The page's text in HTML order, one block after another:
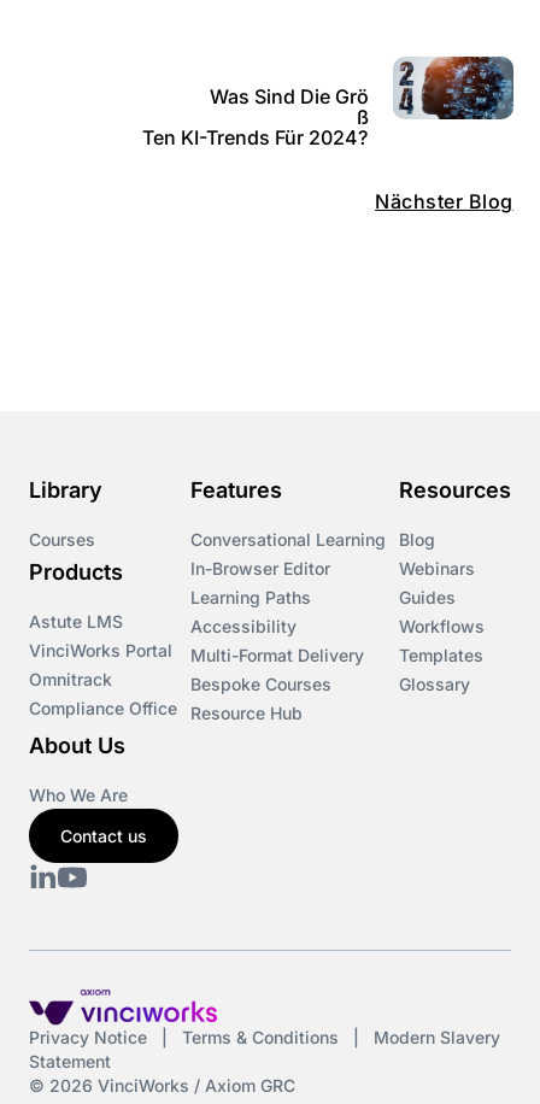
Nächster Blog
Was Sind Die Grö
ß
Ten KI-Trends Für 2024?
Library
Courses
Products
Astute LMS
VinciWorks Portal
Omnitrack
Compliance Office
Features
Conversational Learning
In-Browser Editor
Learning Paths
Accessibility
Multi-Format Delivery
Bespoke Courses
Resource Hub
Resources
Blog
Webinars
Guides
Workflows
Templates
Glossary
About Us
Who We Are
Contact us
Privacy Notice Terms & Conditions
Modern Slavery
Statement
© 2026 VinciWorks / Axiom GRC